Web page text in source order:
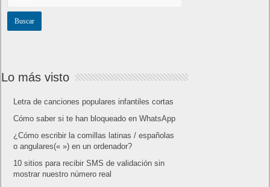
Lo más visto
Letra de canciones populares infantiles cortas
Cómo saber si te han bloqueado en WhatsApp
¿Cómo escribir la comillas latinas / españolas
o angulares(« ») en un ordenador?
10 sitios para recibir SMS de validación sin
mostrar nuestro número real